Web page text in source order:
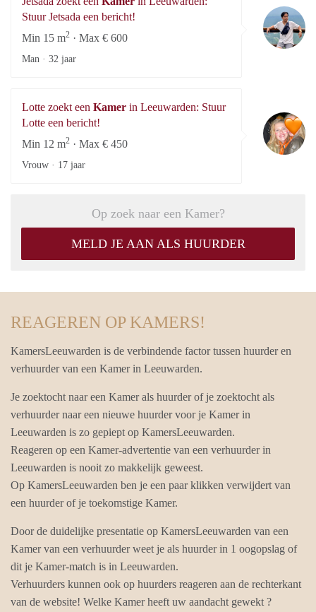
Stuur Jetsada een bericht!
Min 15 m2 · Max € 600
Man · 32 jaar
Lotte zoekt een Kamer in Leeuwarden: Stuur
Lotte een bericht!
Min 12 m2 · Max € 450
Vrouw · 17 jaar
Op zoek naar een Kamer?
MELD JE AAN ALS HUURDER
REAGEREN OP KAMERS!
KamersLeeuwarden is de verbindende factor tussen huurder en
verhuurder van een Kamer in Leeuwarden.
Je zoektocht naar een Kamer als huurder of je zoektocht als
verhuurder naar een nieuwe huurder voor je Kamer in
Leeuwarden is zo gepiept op KamersLeeuwarden.
Reageren op een Kamer-advertentie van een verhuurder in
Leeuwarden is nooit zo makkelijk geweest.
Op KamersLeeuwarden ben je een paar klikken verwijdert van
een huurder of je toekomstige Kamer.
Door de duidelijke presentatie op KamersLeeuwarden van een
Kamer van een verhuurder weet je als huurder in 1 oogopslag of
dit je Kamer-match is in Leeuwarden.
Verhuurders kunnen ook op huurders reageren aan de rechterkant
van de website! Welke Kamer heeft uw aandacht gewekt ?